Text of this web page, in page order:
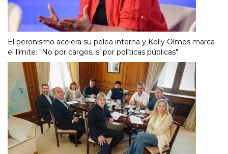
El peronismo acelera su pelea interna y Kelly Olmos marca
el límite: "No por cargos, sí por políticas públicas"